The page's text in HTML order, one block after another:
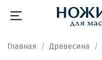
Главная Древесина